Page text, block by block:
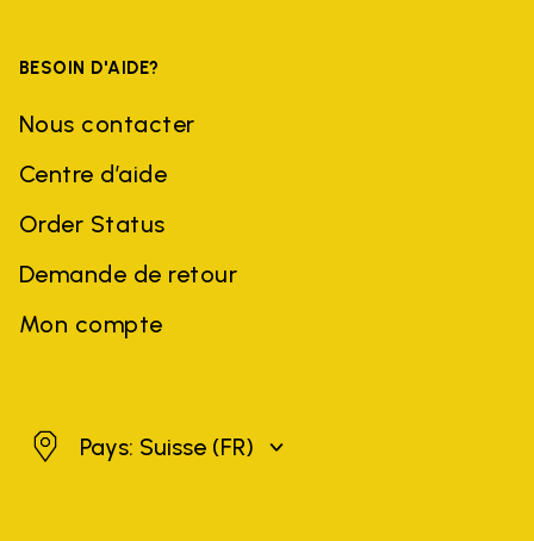
BESOIN D'AIDE?
Nous contacter
Centre d’aide
Order Status
Demande de retour
Mon compte
SuissePays: Suisse (FR)